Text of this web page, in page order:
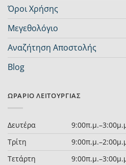
Όροι Χρήσης
Μεγεθολόγιο
Αναζήτηση Αποστολής
Blog
ΩΡΆΡΙΟ ΛΕΙΤΟΥΡΓΊΑΣ
Δευτέρα
Τρίτη
Τετάρτη